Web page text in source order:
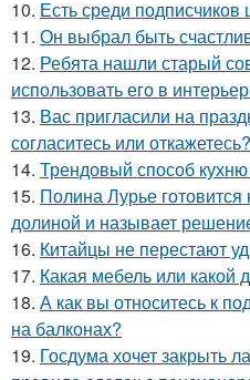
10. Есть среди подписчиков
11. Он выбрал быть
12. Ребята нашли старый
использовать его в
13. Вас пригласили на
согласитесь или откажетесь?
14. Трендовый способ кухню
15. Полина Лурье готовится
долиной и называет
16. Китайцы не перестают
17. Какая мебель или какой
18. А как вы относитесь к
на балконах?
19. Госдума хочет закрыть